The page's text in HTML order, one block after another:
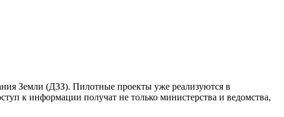
Земли (ДЗЗ). Пилотные проекты уже реализуются в
к информации получат не только министерства и ведомства,